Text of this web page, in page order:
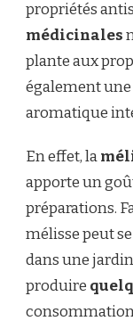
propriétés
médicinales
plante aux
également
aromatique
En effet, la
apporte un
préparations.
mélisse peut
dans une
produire